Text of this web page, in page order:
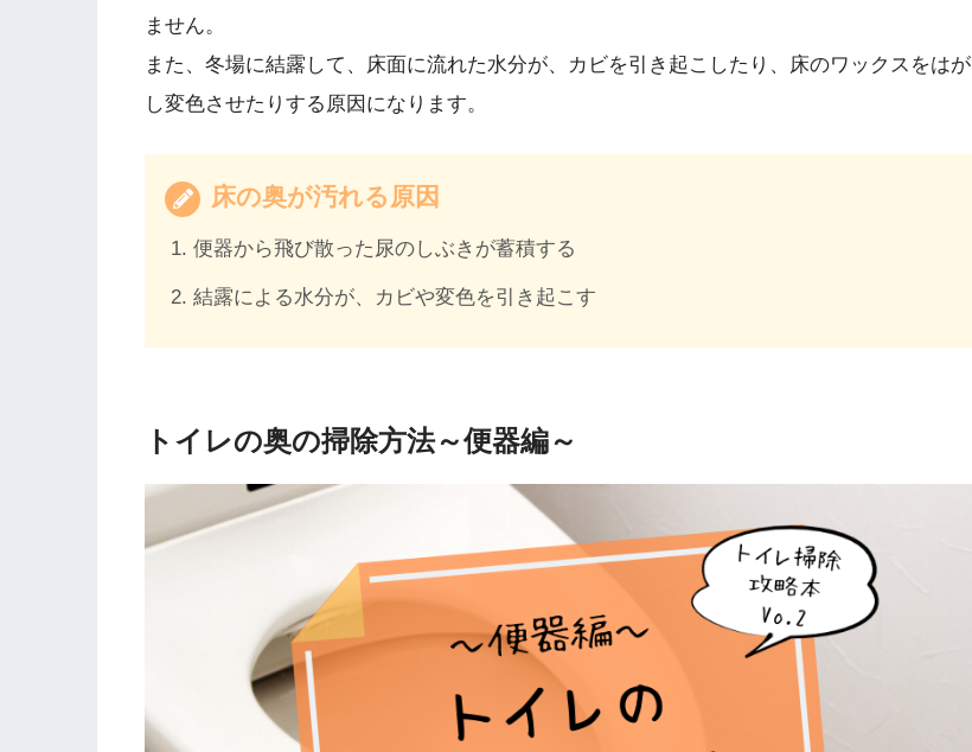
ません。
また、冬場に結露して、床面に流れた水分が、カビを引き起こしたり、床のワックスをはが
し変色させたりする原因になります。
床の奥が汚れる原因
便器から飛び散った尿のしぶきが蓄積する
結露による水分が、カビや変色を引き起こす
トイレの奥の掃除方法～便器編～